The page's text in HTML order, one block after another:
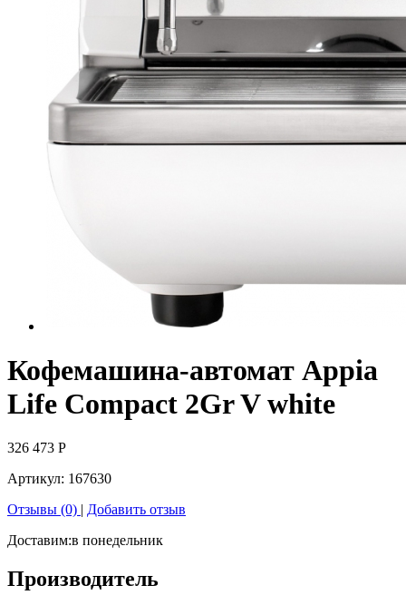
Кофемашина-автомат Appia
Life Compact 2Gr V white
326 473 Р
Артикул: 167630
Отзывы (0) | Добавить отзыв
Доставим:в понедельник
Производитель